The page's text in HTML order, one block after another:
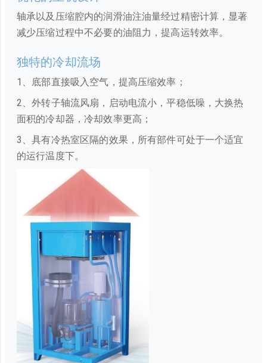
轴承以及压缩腔内的润滑油注油量经过精密计算，显著
减少压缩过程中不必要的油阻力，提高运转效率。
独特的冷却流场
1、底部直接吸入空气，提高压缩效率；
2、外转子轴流风扇，启动电流小，平稳低噪，大换热
面积的冷却器，冷却效率更高；
3、具有冷热室区隔的效果，所有部件可处于一个适宜
的运行温度下。